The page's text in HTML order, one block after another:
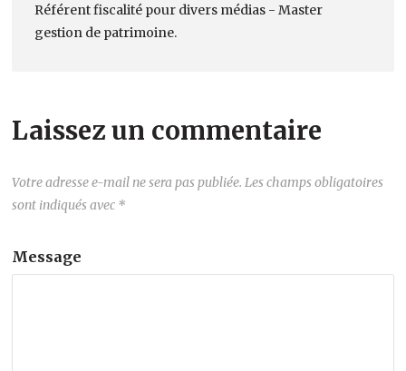
Référent fiscalité pour divers médias - Master
gestion de patrimoine.
Laissez un commentaire
Votre adresse e-mail ne sera pas publiée. Les champs obligatoires
sont indiqués avec *
Message